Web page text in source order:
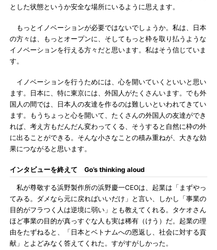
とした状態というか安全な場所にいるように思えます。
もっとイノベーションが必要ではないでしょうか。私は、日本
の方々は、もっとオープンに、そしてもっと枠を取り払うような
イノベーションを行える方々だと思います。私はそう信じていま
す。
イノベーションを行うためには、心を開いていくといいと思い
ます。日本に、特に東京には、外国人がたくさんいます。でも外
国人の間では、日本人の友達を作るのは難しいといわれてきてい
ます。もうちょっと心を開いて、たくさんの外国人の友達ができ
れば、考え方もだんだん変わってくる、そうすると自然に枠の外
に出ることができる。そんな小さなことの積み重ねが、大きな効
果につながると思います。
インタビューを終えて Go’s thinking aloud
私が尊敬する浜野製作所の浜野慶一CEOは、起業は「まずやっ
てみる。ダメなら元に戻ればいいだけ」と言い、しかし「事業の
目的がフラつく人は逆境に弱い」とも教えてくれる。タケオさん
ほど事業の目的が真っすぐな人も実は稀有（けう）だ。起業の理
由をたずねると、「日本とベトナムへの恩返し、社会に対する貢
献」とよどみなく答えてくれた。すがすがしかった。